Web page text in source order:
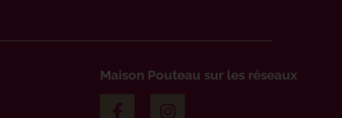
Maison Pouteau sur les réseaux